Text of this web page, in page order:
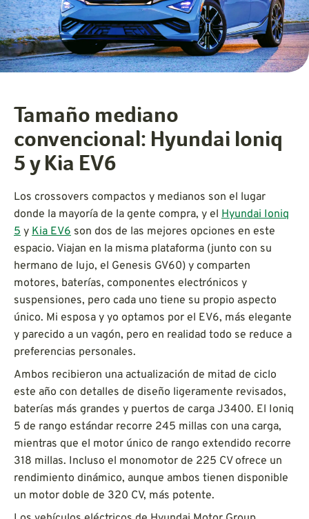
Tamaño mediano
convencional: Hyundai Ioniq
5 y Kia EV6
Los crossovers compactos y medianos son el lugar
donde la mayoría de la gente compra, y el Hyundai Ioniq
5 y Kia EV6 son dos de las mejores opciones en este
espacio. Viajan en la misma plataforma (junto con su
hermano de lujo, el Genesis GV60) y comparten
motores, baterías, componentes electrónicos y
suspensiones, pero cada uno tiene su propio aspecto
único. Mi esposa y yo optamos por el EV6, más elegante
y parecido a un vagón, pero en realidad todo se reduce a
preferencias personales.
Ambos recibieron una actualización de mitad de ciclo
este año con detalles de diseño ligeramente revisados,
baterías más grandes y puertos de carga J3400. El Ioniq
5 de rango estándar recorre 245 millas con una carga,
mientras que el motor único de rango extendido recorre
318 millas. Incluso el monomotor de 225 CV ofrece un
rendimiento dinámico, aunque ambos tienen disponible
un motor doble de 320 CV, más potente.